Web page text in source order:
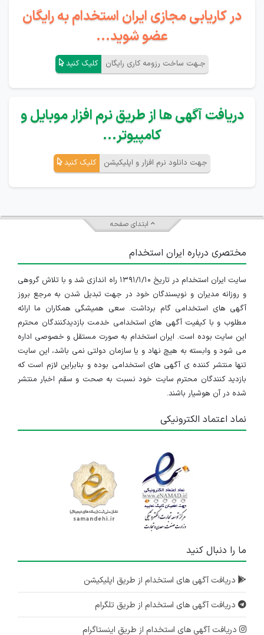
در کاریابی مجازی ایران استخدام به رایگان
عضو شوید...
جـهت ساخت رزومه کاری رایگان کلیک کنید
دریافت آگهی ها از طریق نرم افزار موبایل و
کامپیوتر...
جهت دانلود نرم افزار و اپلیکیشن کلیک کنید
ابتدای صفحه
مختصری درباره ایران استخدام
سایت ایران استخدام در تاریخ ۱۳۹۱/۱/۱۰ راه اندازی شد و با تلاش گروهی
و روزانه مدیران و نویسندگان خود در جهت تبدیل شدن به مرجع بروز
آگهی های استخدامی گام برداشت. سعی همیشگی همکاران ما ارائه
مطلوب و با کیفیت آگهی های استخدامی خدمت بازدیدکنندگان محترم
این سایت بوده است. ایران استخدام به صورت مستقل و خصوصی اداره
می شود و وابسته به هیچ نهاد و یا سازمان دولتی نمی باشد، این سایت
تنها منتشر کننده ی آگهی های استخدامی بوده و بنابراین لازم است که
بازدید کنندگان محترم سایت خود نسبت به صحت و سقم اخبار منتشر
شده در آن هوشیار باشند.
نماد اعتماد الکترونیکی
ما را دنبال کنید
دریافت آگهی های استخدام از طریق اپلیکیشن
دریافت آگهی های استخدام از طریق تلگرام
دریافت آگهی های استخدام از طریق اینستاگرام